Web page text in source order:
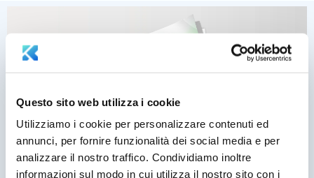
Questo sito web utilizza i cookie
Utilizziamo i cookie per personalizzare contenuti ed
annunci, per fornire funzionalità dei social media e per
analizzare il nostro traffico. Condividiamo inoltre
informazioni sul modo in cui utilizza il nostro sito con i